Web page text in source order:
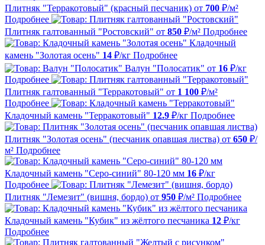
Плитняк "Терракотовый" (красный песчаник) от 700 ₽/м²
Подробнее
Плитняк галтованный "Ростовский" от 850 ₽/м² Подробнее
Кладочный
камень "Золотая осень" 14 ₽/кг Подробнее
Валун "Полосатик" от 16 ₽/кг
Подробнее
Плитняк галтованный "Терракотовый" от 1 100 ₽/м²
Подробнее
Кладочный камень "Терракотовый" 12.9 ₽/кг Подробнее
Плитняк "Золотая осень" (песчаник опавшая листва) от 650 ₽/
м² Подробнее
Кладочный камень "Серо-синий" 80-120 мм 16 ₽/кг
Подробнее
Плитняк "Лемезит" (вишня, бордо) от 950 ₽/м² Подробнее
Кладочный камень "Кубик" из жёлтого песчаника 12 ₽/кг
Подробнее